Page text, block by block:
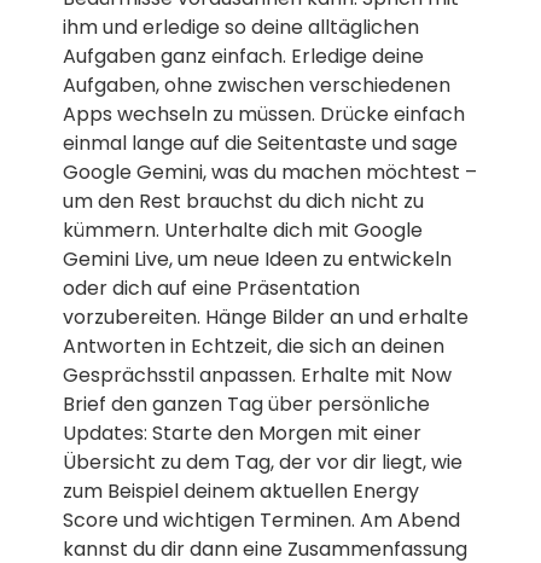
ihm und erledige so deine alltäglichen
Aufgaben ganz einfach. Erledige deine
Aufgaben, ohne zwischen verschiedenen
Apps wechseln zu müssen. Drücke einfach
einmal lange auf die Seitentaste und sage
Google Gemini, was du machen möchtest –
um den Rest brauchst du dich nicht zu
kümmern. Unterhalte dich mit Google
Gemini Live, um neue Ideen zu entwickeln
oder dich auf eine Präsentation
vorzubereiten. Hänge Bilder an und erhalte
Antworten in Echtzeit, die sich an deinen
Gesprächsstil anpassen. Erhalte mit Now
Brief den ganzen Tag über persönliche
Updates: Starte den Morgen mit einer
Übersicht zu dem Tag, der vor dir liegt, wie
zum Beispiel deinem aktuellen Energy
Score und wichtigen Terminen. Am Abend
kannst du dir dann eine Zusammenfassung